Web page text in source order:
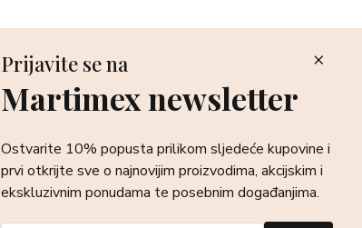
Poslovnice
Povrat i reklamacija
Dostava i isporuka
Plaćanje robe
Prijavite se na
Martimex newsletter
Ostvarite 10% popusta prilikom sljedeće kupovine i
prvi otkrijte sve o najnovijim proizvodima, akcijskim i
ekskluzivnim ponudama te posebnim događanjima.